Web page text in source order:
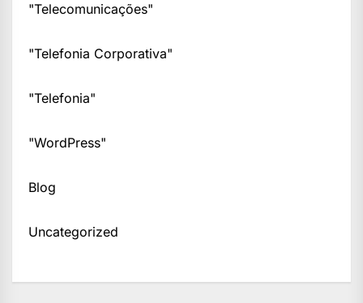
"Telecomunicações"
"Telefonia Corporativa"
"Telefonia"
"WordPress"
Blog
Uncategorized